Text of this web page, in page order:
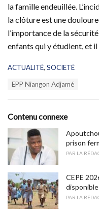
la famille endeuillée.
la clôture est une
l’importance de la
enfants qui y étudient, et
C
o
r
i
e
s
:
ACTUALITÉ, SOCIETÉ
:
EPP Niangon Adjamé
Contenu connexe
prison
PAR LA
CEPE
PAR LA